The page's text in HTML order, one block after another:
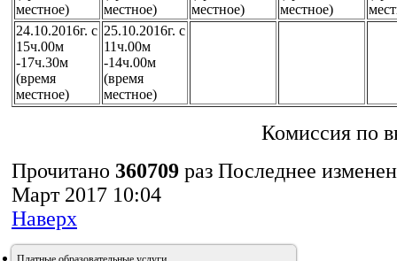
местное)
местное)
местное)
местное)
24.10.2016г. с
15ч.00м
-17ч.30м
(время
местное)
25.10.2016г. с
11ч.00м
-14ч.00м
(время
местное)
Комиссия по
Прочитано 360709 раз Последнее
Март 2017 10:04
Наверх